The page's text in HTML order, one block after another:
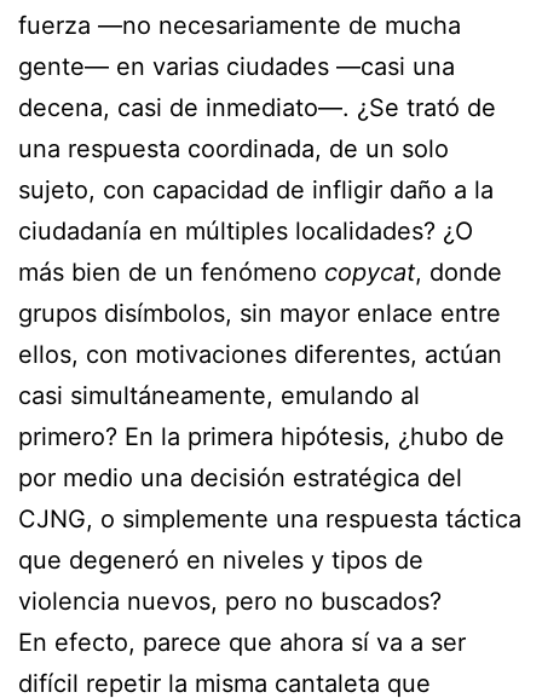
fuerza —no necesariamente de mucha
gente— en varias ciudades —casi una
decena, casi de inmediato—. ¿Se trató de
una respuesta coordinada, de un solo
sujeto, con capacidad de infligir daño a la
ciudadanía en múltiples localidades? ¿O
más bien de un fenómeno copycat, donde
grupos disímbolos, sin mayor enlace entre
ellos, con motivaciones diferentes, actúan
casi simultáneamente, emulando al
primero? En la primera hipótesis, ¿hubo de
por medio una decisión estratégica del
CJNG, o simplemente una respuesta táctica
que degeneró en niveles y tipos de
violencia nuevos, pero no buscados?
En efecto, parece que ahora sí va a ser
difícil repetir la misma cantaleta que